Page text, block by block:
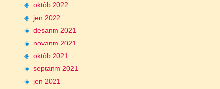
oktòb 2022
jen 2022
desanm 2021
novanm 2021
oktòb 2021
septanm 2021
jen 2021